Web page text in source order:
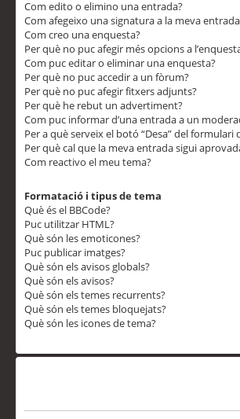
Com edito o elimino una entrada?
Com afegeixo una signatura a la meva
Com creo una enquesta?
Per què no puc afegir més opcions a
Com puc editar o eliminar una enquesta?
Per què no puc accedir a un fòrum?
Per què no puc afegir fitxers adjunts?
Per què he rebut un advertiment?
Com puc informar d’una entrada a un
Per a què serveix el botó “Desa” del formulari
Per què cal que la meva entrada sigui
Com reactivo el meu tema?
Formatació i tipus de tema
Què és el BBCode?
Puc utilitzar HTML?
Què són les emoticones?
Puc publicar imatges?
Què són els avisos globals?
Què són els avisos?
Què són els temes recurrents?
Què són els temes bloquejats?
Què són les icones de tema?